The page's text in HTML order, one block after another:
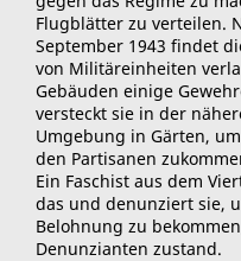
Flugblätter zu verteilen.
September 1943 findet
von Militäreinheiten
Gebäuden einige
versteckt sie in der
Umgebung in Gärten,
den Partisanen
Ein Faschist aus dem
das und denunziert sie,
Belohnung zu
Denunzianten zustand.